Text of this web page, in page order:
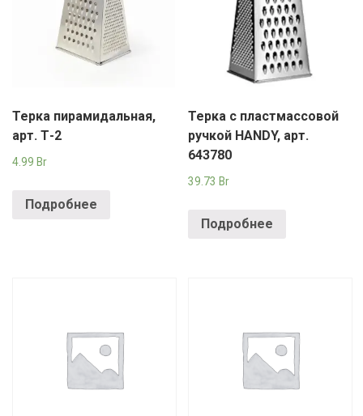
Терка пирамидальная,
арт. Т-2
4.99 Br
Подробнее
Терка с пластмассовой
ручкой HANDY, арт.
643780
39.73 Br
Подробнее